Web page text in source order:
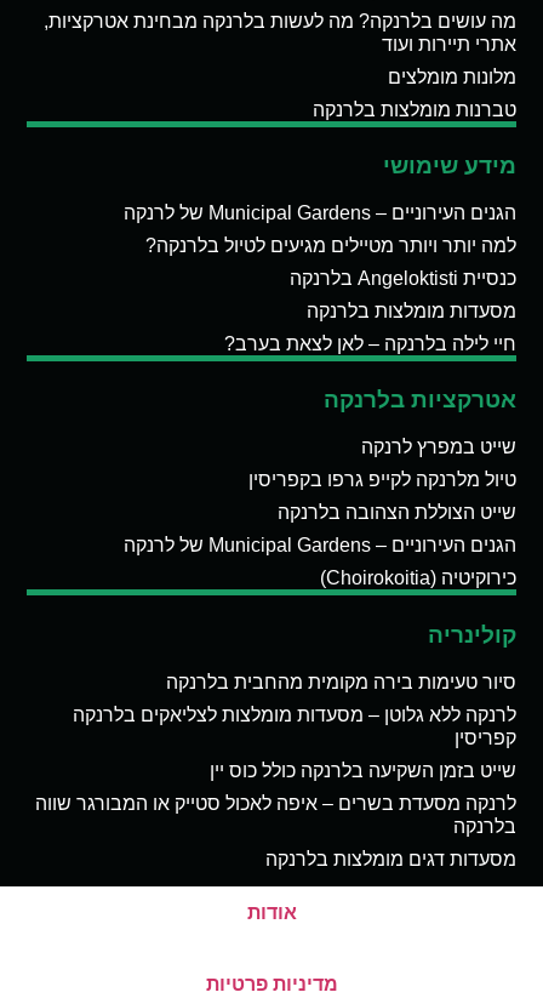
מה עושים בלרנקה? מה לעשות בלרנקה מבחינת אטרקציות,
אתרי תיירות ועוד
מלונות מומלצים
טברנות מומלצות בלרנקה
מידע שימושי
הגנים העירוניים – Municipal Gardens של לרנקה
למה יותר ויותר מטיילים מגיעים לטיול בלרנקה?
כנסיית Angeloktisti בלרנקה
מסעדות מומלצות בלרנקה
חיי לילה בלרנקה – לאן לצאת בערב?
אטרקציות בלרנקה
שייט במפרץ לרנקה
טיול מלרנקה לקייפ גרפו בקפריסין
שייט הצוללת הצהובה בלרנקה
הגנים העירוניים – Municipal Gardens של לרנקה
כירוקיטיה (Choirokoitia)
קולינריה
סיור טעימות בירה מקומית מהחבית בלרנקה
לרנקה ללא גלוטן – מסעדות מומלצות לצליאקים בלרנקה
קפריסין
שייט בזמן השקיעה בלרנקה כולל כוס יין
לרנקה מסעדת בשרים – איפה לאכול סטייק או המבורגר שווה
בלרנקה
מסעדות דגים מומלצות בלרנקה
אודות
מדיניות פרטיות